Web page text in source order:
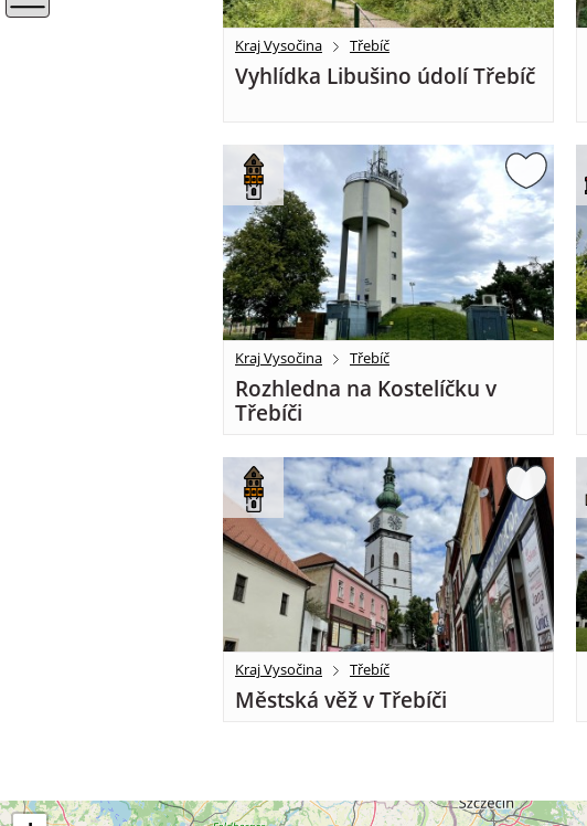
Kraj Vysočina Třebíč
Vyhlídka Libušino údolí Třebíč
Kraj Vysočina Třebíč
Rozhledna na Kostelíčku v
Třebíči
Kraj Vysočina Třebíč
Městská věž v Třebíči